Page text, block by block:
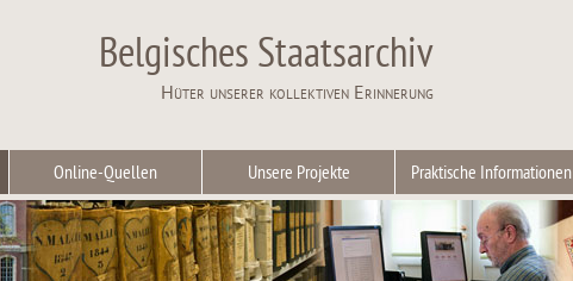
Belgisches Staatsarchiv
Hüter unserer kollektiven Erinnerung
Online-Quellen Unsere Projekte Praktische Informationen